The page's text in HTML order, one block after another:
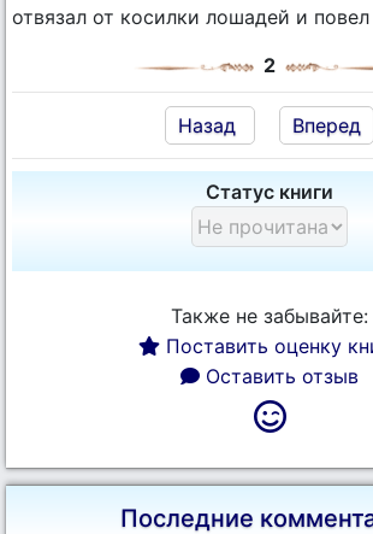
отвязал от косилки лошадей и повел
2
Назад Вперед
Статус книги
Также не забывайте:
Поставить оценку
Оставить отзыв
Последние